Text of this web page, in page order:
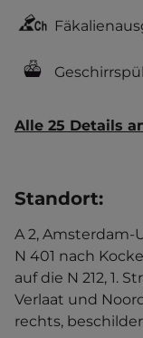
Alle 25 Details
Standort:
A 2, Amsterdam-
N 401 nach
auf die N 212, 1.
Verlaat und
rechts,